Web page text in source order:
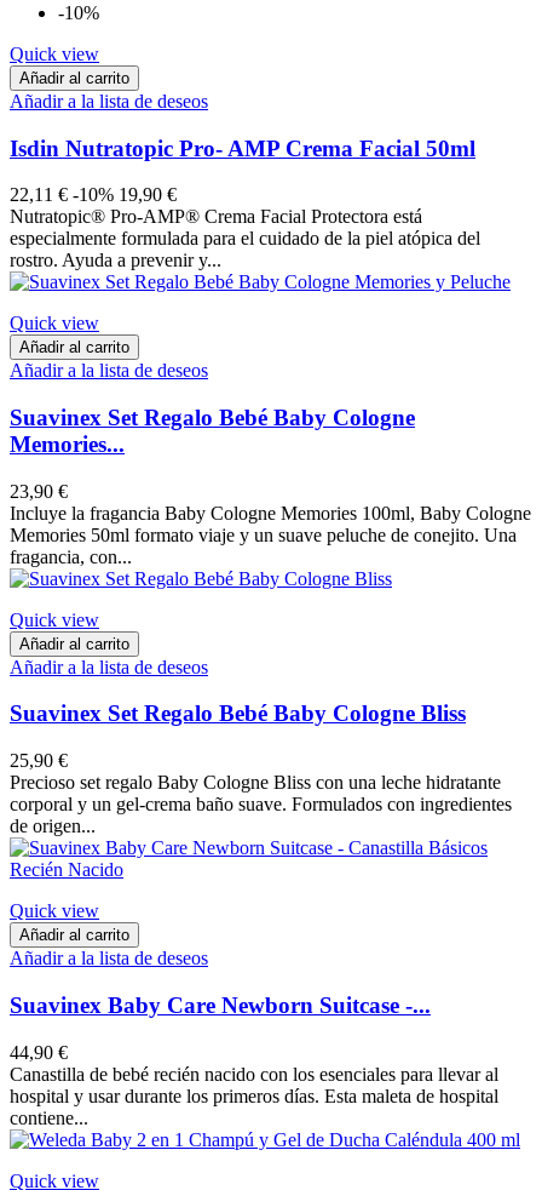
-10%
Quick view
Añadir al carrito
Añadir a la lista de deseos
Isdin Nutratopic Pro- AMP Crema Facial 50ml
22,11 € -10% 19,90 €
Nutratopic® Pro-AMP® Crema Facial Protectora está
especialmente formulada para el cuidado de la piel atópica del
rostro. Ayuda a prevenir y...
Quick view
Añadir al carrito
Añadir a la lista de deseos
Suavinex Set Regalo Bebé Baby Cologne
Memories...
23,90 €
Incluye la fragancia Baby Cologne Memories 100ml, Baby Cologne
Memories 50ml formato viaje y un suave peluche de conejito. Una
fragancia, con...
Quick view
Añadir al carrito
Añadir a la lista de deseos
Suavinex Set Regalo Bebé Baby Cologne Bliss
25,90 €
Precioso set regalo Baby Cologne Bliss con una leche hidratante
corporal y un gel-crema baño suave. Formulados con ingredientes
de origen...
Quick view
Añadir al carrito
Añadir a la lista de deseos
Suavinex Baby Care Newborn Suitcase -...
44,90 €
Canastilla de bebé recién nacido con los esenciales para llevar al
hospital y usar durante los primeros días. Esta maleta de hospital
contiene...
Quick view